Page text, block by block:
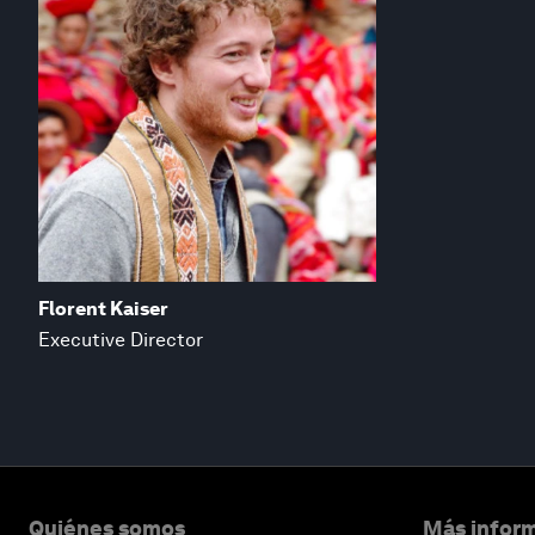
Florent Kaiser
Executive Director
Quiénes somos Más